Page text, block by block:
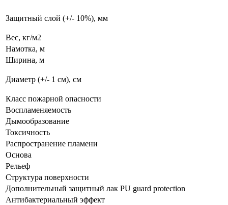
Защитный слой (+/- 10%), мм
Вес, кг/м2
Намотка, м
Ширина, м
Диаметр (+/- 1 см), см
Класс пожарной опасности
Воспламеняемость
Дымообразование
Токсичность
Распространение пламени
Основа
Рельеф
Структура поверхности
Дополнительный защитный лак PU guard protection
Антибактериальный эффект